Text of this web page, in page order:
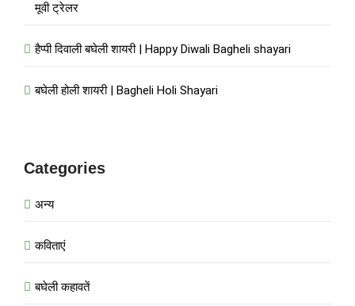
मूवी ट्रेलर
हैप्पी दिवाली बघेली शायरी | Happy Diwali Bagheli shayari
बघेली होली शायरी | Bagheli Holi Shayari
Categories
अन्य
कविताएं
बघेली कहावतें